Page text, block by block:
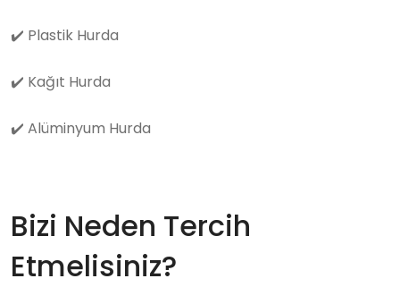
✔️ Plastik Hurda
✔️ Kağıt Hurda
✔️ Alüminyum Hurda
Bizi Neden Tercih
Etmelisiniz?